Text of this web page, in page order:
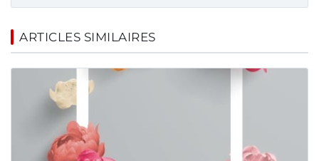
ARTICLES SIMILAIRES